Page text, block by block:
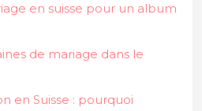
en suisse pour un album
de mariage dans le
en Suisse : pourquoi